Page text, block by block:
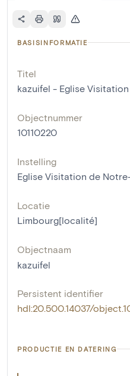
BASISINFORMATIE
Titel
kazuifel - Eglise
Objectnummer
10110220
Instelling
Eglise Visitation de
Locatie
Limbourg[localité]
Objectnaam
kazuifel
Persistent identifier
hdl:20.500.14037/
PRODUCTIE EN DATERING